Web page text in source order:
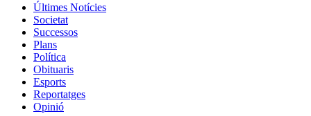
Últimes Notícies
Societat
Successos
Plans
Política
Obituaris
Esports
Reportatges
Opinió